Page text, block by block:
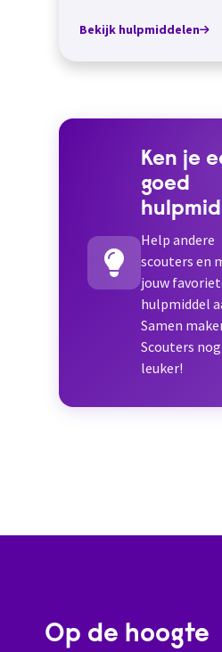
Bekijk hulpmiddelen
Ken je
goed
Help andere
scouters en
jouw
hulpmiddel
Samen
Scouters nog
leuker!
Op de hoogte